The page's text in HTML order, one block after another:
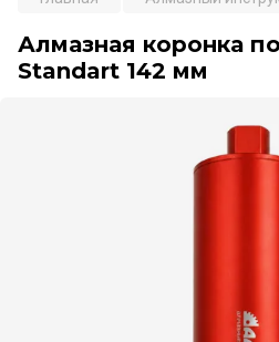
Алмазная коронка
Standart 142 мм